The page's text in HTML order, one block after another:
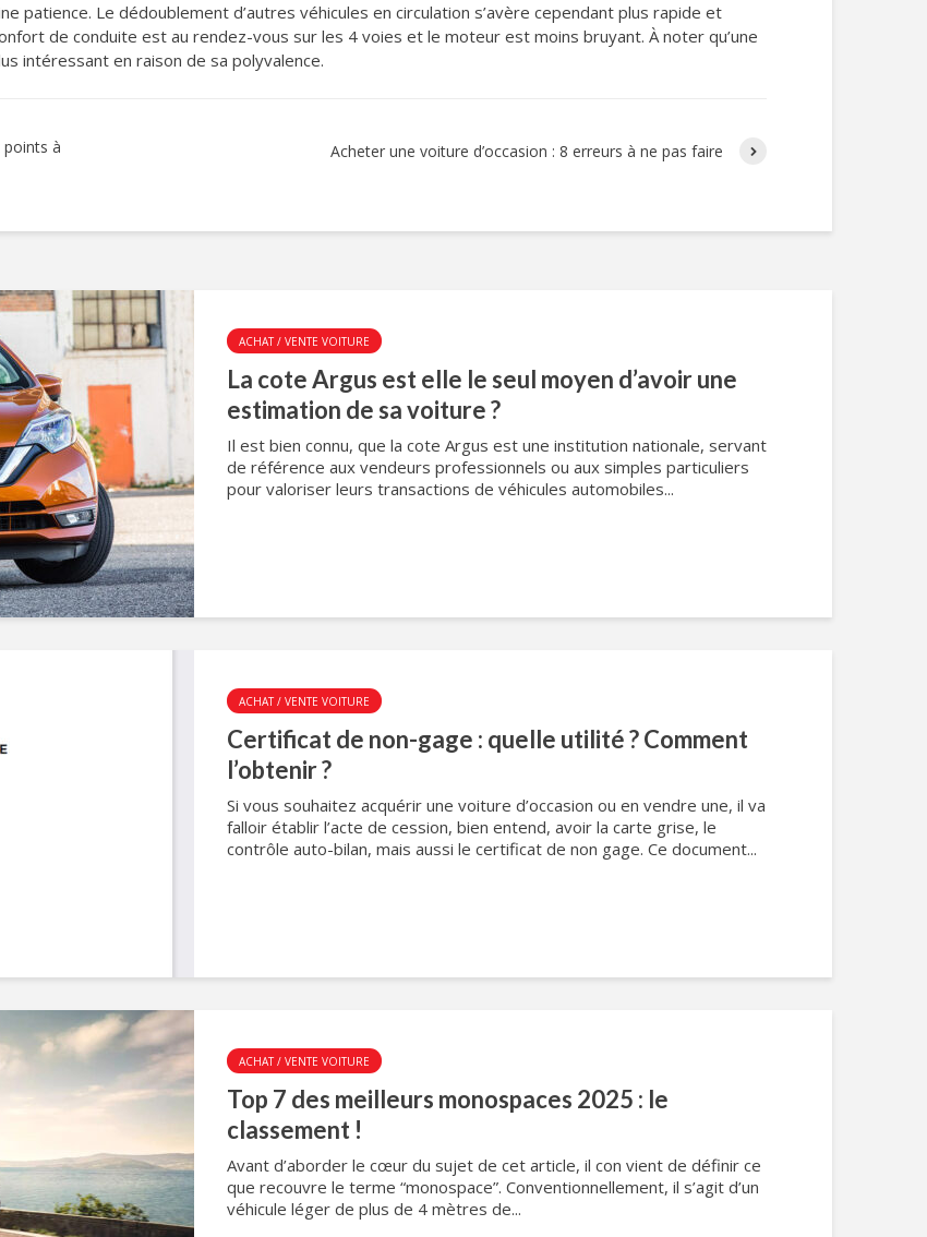
patience. Le dédoublement d’autres véhicules en circulation s’avère cependant plus rapide et
de conduite est au rendez-vous sur les 4 voies et le moteur est moins bruyant. À noter qu’une
intéressant en raison de sa polyvalence.
points à
Acheter une voiture d’occasion : 8 erreurs à ne pas faire
ACHAT / VENTE VOITURE
La cote Argus est elle le seul moyen d’avoir une
estimation de sa voiture ?
Il est bien connu, que la cote Argus est une institution nationale, servant
de référence aux vendeurs professionnels ou aux simples particuliers
pour valoriser leurs transactions de véhicules automobiles...
ACHAT / VENTE VOITURE
Certificat de non-gage : quelle utilité ? Comment
l’obtenir ?
Si vous souhaitez acquérir une voiture d’occasion ou en vendre une, il va
falloir établir l’acte de cession, bien entend, avoir la carte grise, le
contrôle auto-bilan, mais aussi le certificat de non gage. Ce document...
ACHAT / VENTE VOITURE
Top 7 des meilleurs monospaces 2025 : le
classement !
Avant d’aborder le cœur du sujet de cet article, il con vient de définir ce
que recouvre le terme “monospace”. Conventionnellement, il s’agit d’un
véhicule léger de plus de 4 mètres de...